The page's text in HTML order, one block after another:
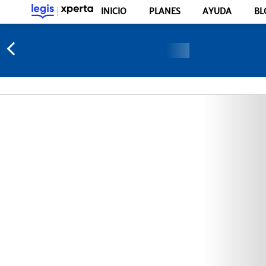
INICIO PLANES AYUDA